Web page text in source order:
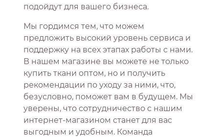
подойдут для вашего бизнеса.
Мы гордимся тем, что можем
предложить высокий уровень сервиса и
поддержку на всех этапах работы с нами.
В нашем магазине вы можете не только
купить ткани оптом, но и получить
рекомендации по уходу за ними, что,
безусловно, поможет вам в будущем. Мы
уверены, что сотрудничество с нашим
интернет-магазином станет для вас
выгодным и удобным. Команда